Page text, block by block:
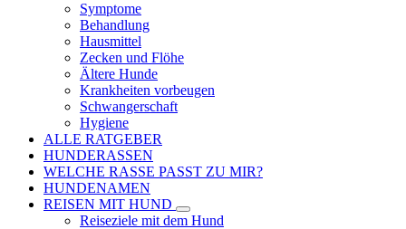
Symptome
Behandlung
Hausmittel
Zecken und Flöhe
Ältere Hunde
Krankheiten vorbeugen
Schwangerschaft
Hygiene
ALLE RATGEBER
HUNDERASSEN
WELCHE RASSE PASST ZU MIR?
HUNDENAMEN
REISEN MIT HUND
Reiseziele mit dem Hund